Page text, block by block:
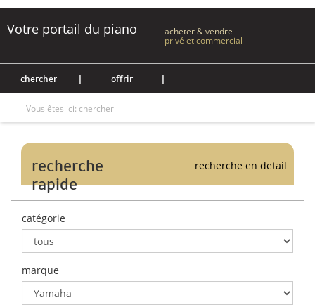
Votre portail du piano acheter & vendre
privé et commercial
chercher | offrir |
Vous êtes ici: chercher
recherche
rapide
recherche en detail
catégorie
marque